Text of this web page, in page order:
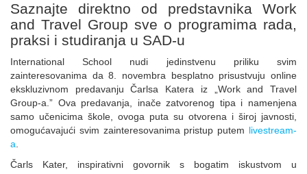
Saznajte direktno od predstavnika Work
and Travel Group sve o programima rada,
praksi i studiranja u SAD-u
International School nudi jedinstvenu priliku svim
zainteresovanima da 8. novembra besplatno prisustvuju online
ekskluzivnom predavanju Čarlsa Katera iz „Work and Travel
Group-a.” Ova predavanja, inače zatvorenog tipa i namenjena
samo učenicima škole, ovoga puta su otvorena i široj javnosti,
omogućavajući svim zainteresovanima pristup putem livestream-
a
Čarls Kater, inspirativni govornik s bogatim iskustvom u